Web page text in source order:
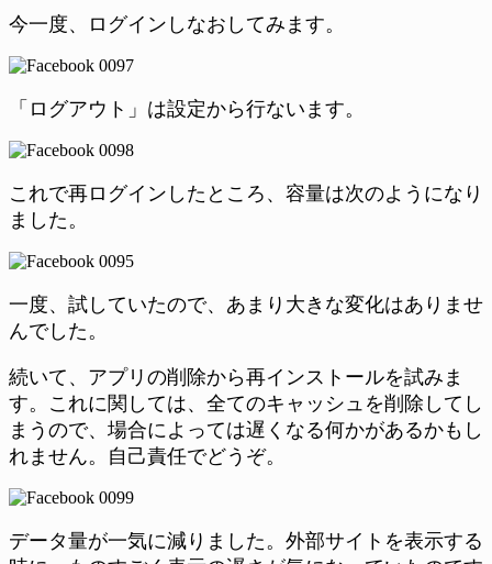
今一度、ログインしなおしてみます。
「ログアウト」は設定から行ないます。
これで再ログインしたところ、容量は次のようになり
ました。
一度、試していたので、あまり大きな変化はありませ
んでした。
続いて、アプリの削除から再インストールを試みま
す。これに関しては、全てのキャッシュを削除してし
まうので、場合によっては遅くなる何かがあるかもし
れません。自己責任でどうぞ。
データ量が一気に減りました。外部サイトを表示する